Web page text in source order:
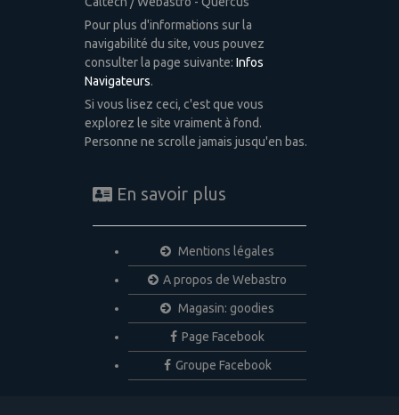
Pour plus d'informations sur la
navigabilité du site, vous pouvez
consulter la page suivante: Infos
Navigateurs.
Si vous lisez ceci, c'est que vous
explorez le site vraiment à fond.
Personne ne scrolle jamais jusqu'en bas.
En savoir plus
Mentions légales
A propos de Webastro
Magasin: goodies
Page Facebook
Groupe Facebook